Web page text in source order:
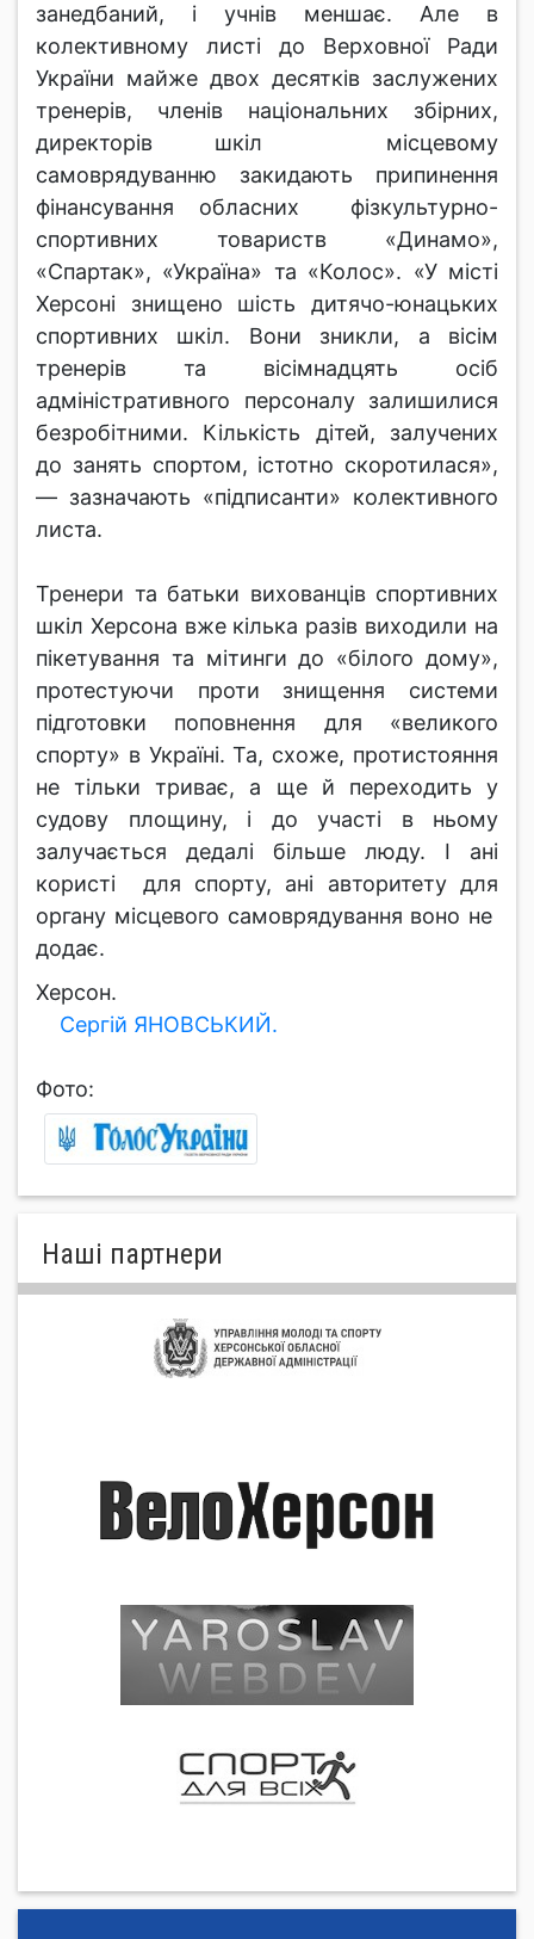
занедбаний, і учнів меншає. Але в
колективному листі до Верховної Ради
України майже двох десятків заслужених
тренерів, членів національних збірних,
директорів шкіл місцевому
самоврядуванню закидають припинення
фінансування обласних фізкультурно-
спортивних товариств «Динамо»,
«Спартак», «Україна» та «Колос». «У місті
Херсоні знищено шість дитячо-юнацьких
спортивних шкіл. Вони зникли, а вісім
тренерів та вісімнадцять осіб
адміністративного персоналу залишилися
безробітними. Кількість дітей, залучених
до занять спортом, істотно скоротилася»,
— зазначають «підписанти» колективного
листа.
Тренери та батьки вихованців спортивних
шкіл Херсона вже кілька разів виходили на
пікетування та мітинги до «білого дому»,
протестуючи проти знищення системи
підготовки поповнення для «великого
спорту» в Україні. Та, схоже, протистояння
не тільки триває, а ще й переходить у
судову площину, і до участі в ньому
залучається дедалі більше люду. І ані
користі для спорту, ані авторитету для
органу місцевого самоврядування воно не
додає.
Сергій ЯНОВСЬКИЙ.
Фото:
Нашi партнери